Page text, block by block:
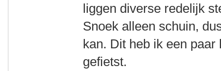
liggen diverse redelijk
Snoek alleen schuin,
kan. Dit heb ik een
gefietst.